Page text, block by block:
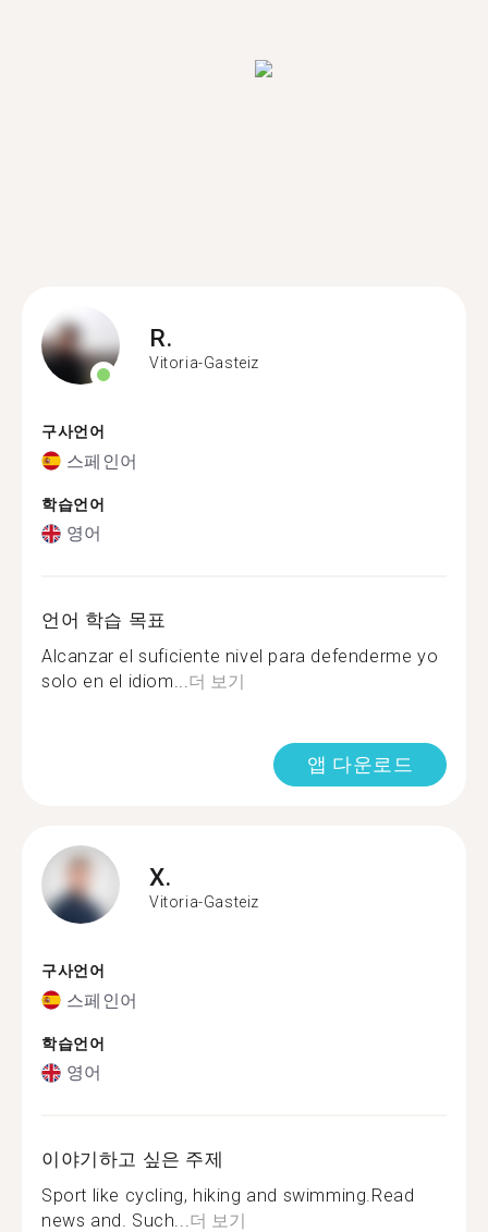
R.
Vitoria-Gasteiz
구사언어
스페인어
학습언어
영어
언어 학습 목표
Alcanzar el suficiente nivel para defenderme yo
solo en el idiom...더 보기
앱 다운로드
X.
Vitoria-Gasteiz
구사언어
스페인어
학습언어
영어
이야기하고 싶은 주제
Sport like cycling, hiking and swimming.Read
news and. Such...더 보기